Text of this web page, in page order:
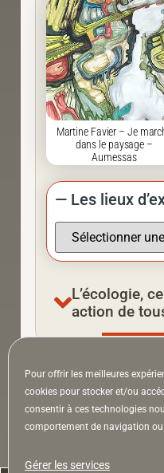
Pour offrir les meilleures
cookies pour stocker et/ou
consentir à ces technologies
comportement de navigation ou
Gérer les services
Martine Favier – Je
dans le paysage –
Aumessas
— Les lieux
L’écologie,
action de